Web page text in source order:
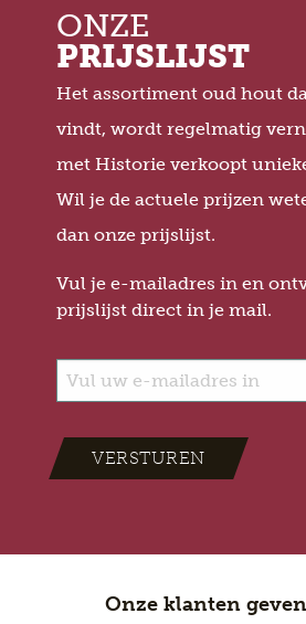
ONZE
PRIJSLIJST
Het assortiment oud hout
vindt, wordt regelmatig
met Historie verkoopt
Wil je de actuele prijzen
dan onze prijslijst.
Vul je e-mailadres in en
prijslijst direct in je mail.
VERSTUREN
Onze klanten